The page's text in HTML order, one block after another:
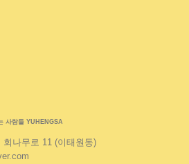
사람들 YUHENGSA
나무로 11 (이태원동)